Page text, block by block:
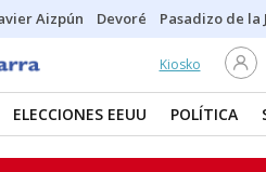
Aizpún Devoré Pasadizo de la
Kiosko
ELECCIONES EEUU POLÍTICA